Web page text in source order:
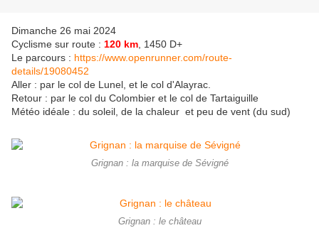
Dimanche 26 mai 2024
Cyclisme sur route : 120 km , 1450 D+
Le parcours : https://www.openrunner.com/route-
details/19080452
Aller : par le col de Lunel, et le col d'Alayrac.
Retour : par le col du Colombier et le col de Tartaiguille
Météo idéale : du soleil, de la chaleur et peu de vent (du sud)
Grignan : la marquise de Sévigné
Grignan : le château